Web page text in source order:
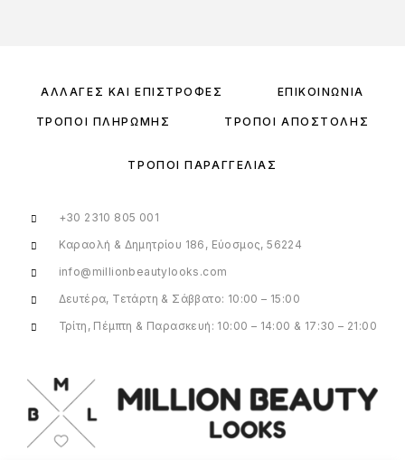
ΑΛΛΑΓΈΣ ΚΑΙ ΕΠΙΣΤΡΟΦΈΣ ΕΠΙΚΟΙΝΩΝΊΑ
ΤΡΌΠΟΙ ΠΛΗΡΩΜΉΣ ΤΡΌΠΟΙ ΑΠΟΣΤΟΛΉΣ
ΤΡΌΠΟΙ ΠΑΡΑΓΓΕΛΊΑΣ
+30 2310 805 001
Καραολή & Δημητρίου 186, Εύοσμος, 56224
info@millionbeautylooks.com
Δευτέρα, Τετάρτη & Σάββατο: 10:00 – 15:00
Τρίτη, Πέμπτη & Παρασκευή: 10:00 – 14:00 & 17:30 – 21:00